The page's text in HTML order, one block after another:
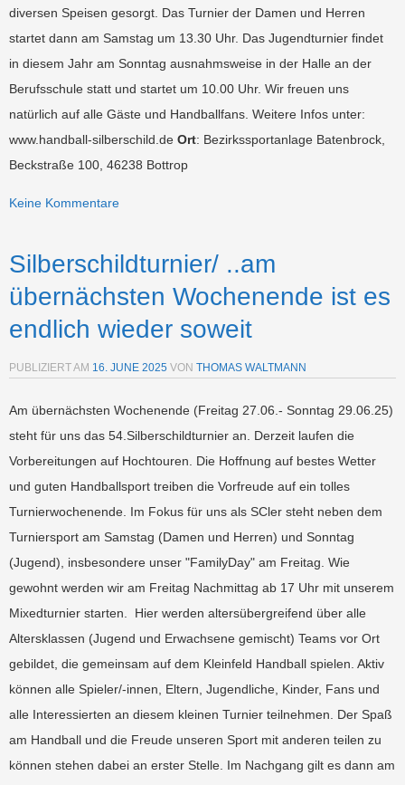
diversen Speisen gesorgt. Das Turnier der Damen und Herren
startet dann am Samstag um 13.30 Uhr. Das Jugendturnier findet
in diesem Jahr am Sonntag ausnahmsweise in der Halle an der
Berufsschule statt und startet um 10.00 Uhr. Wir freuen uns
natürlich auf alle Gäste und Handballfans. Weitere Infos unter:
www.handball-silberschild.de Ort: Bezirkssportanlage Batenbrock,
Beckstraße 100, 46238 Bottrop
Keine Kommentare
Silberschildturnier/ ..am
übernächsten Wochenende ist es
endlich wieder soweit
PUBLIZIERT AM 16. JUNE 2025 VON THOMAS WALTMANN
Am übernächsten Wochenende (Freitag 27.06.- Sonntag 29.06.25)
steht für uns das 54.Silberschildturnier an. Derzeit laufen die
Vorbereitungen auf Hochtouren. Die Hoffnung auf bestes Wetter
und guten Handballsport treiben die Vorfreude auf ein tolles
Turnierwochenende. Im Fokus für uns als SCler steht neben dem
Turniersport am Samstag (Damen und Herren) und Sonntag
(Jugend), insbesondere unser "FamilyDay" am Freitag. Wie
gewohnt werden wir am Freitag Nachmittag ab 17 Uhr mit unserem
Mixedturnier starten. Hier werden altersübergreifend über alle
Altersklassen (Jugend und Erwachsene gemischt) Teams vor Ort
gebildet, die gemeinsam auf dem Kleinfeld Handball spielen. Aktiv
können alle Spieler/-innen, Eltern, Jugendliche, Kinder, Fans und
alle Interessierten an diesem kleinen Turnier teilnehmen. Der Spaß
am Handball und die Freude unseren Sport mit anderen teilen zu
können stehen dabei an erster Stelle. Im Nachgang gilt es dann am